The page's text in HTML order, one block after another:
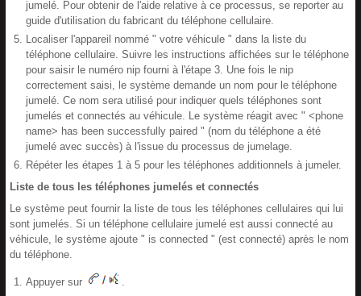
jumelé. Pour obtenir de l'aide relative à ce processus, se reporter au
guide d'utilisation du fabricant du téléphone cellulaire.
Localiser l'appareil nommé " votre véhicule " dans la liste du
téléphone cellulaire. Suivre les instructions affichées sur le téléphone
pour saisir le numéro nip fourni à l'étape 3. Une fois le nip
correctement saisi, le système demande un nom pour le téléphone
jumelé. Ce nom sera utilisé pour indiquer quels téléphones sont
jumelés et connectés au véhicule. Le système réagit avec " <phone
name> has been successfully paired " (nom du téléphone a été
jumelé avec succès) à l'issue du processus de jumelage.
Répéter les étapes 1 à 5 pour les téléphones additionnels à jumeler.
Liste de tous les téléphones jumelés et connectés
Le système peut fournir la liste de tous les téléphones cellulaires qui lui
sont jumelés. Si un téléphone cellulaire jumelé est aussi connecté au
véhicule, le système ajoute " is connected " (est connecté) après le nom
du téléphone.
Appuyer sur .